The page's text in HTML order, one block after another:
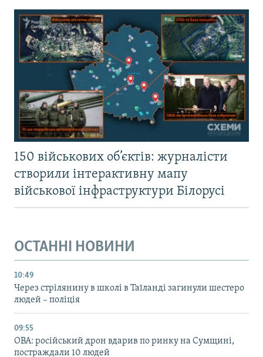
150 військових об’єктів: журналісти
створили інтерактивну мапу
військової інфраструктури Білорусі
ОСТАННІ НОВИНИ
10:49
Через стрілянину в школі в Таїланді загинули шестеро
людей – поліція
09:55
ОВА: російський дрон вдарив по ринку на Сумщині,
постраждали 10 людей